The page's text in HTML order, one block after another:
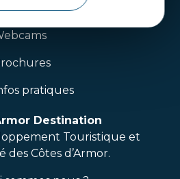
tourisme
pratiques
Destination
Touristique et
des Côtes d’Armor.